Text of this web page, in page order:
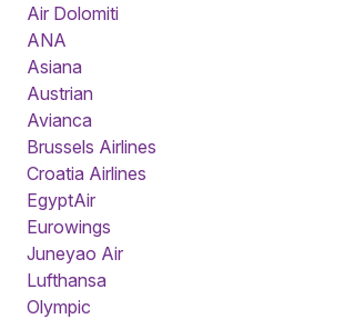
Air Dolomiti
ANA
Asiana
Austrian
Avianca
Brussels Airlines
Croatia Airlines
EgyptAir
Eurowings
Juneyao Air
Lufthansa
Olympic